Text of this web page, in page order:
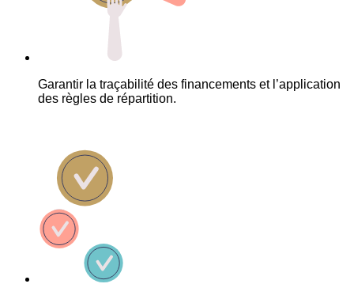
Garantir la traçabilité des financements et l’application
des règles de répartition.